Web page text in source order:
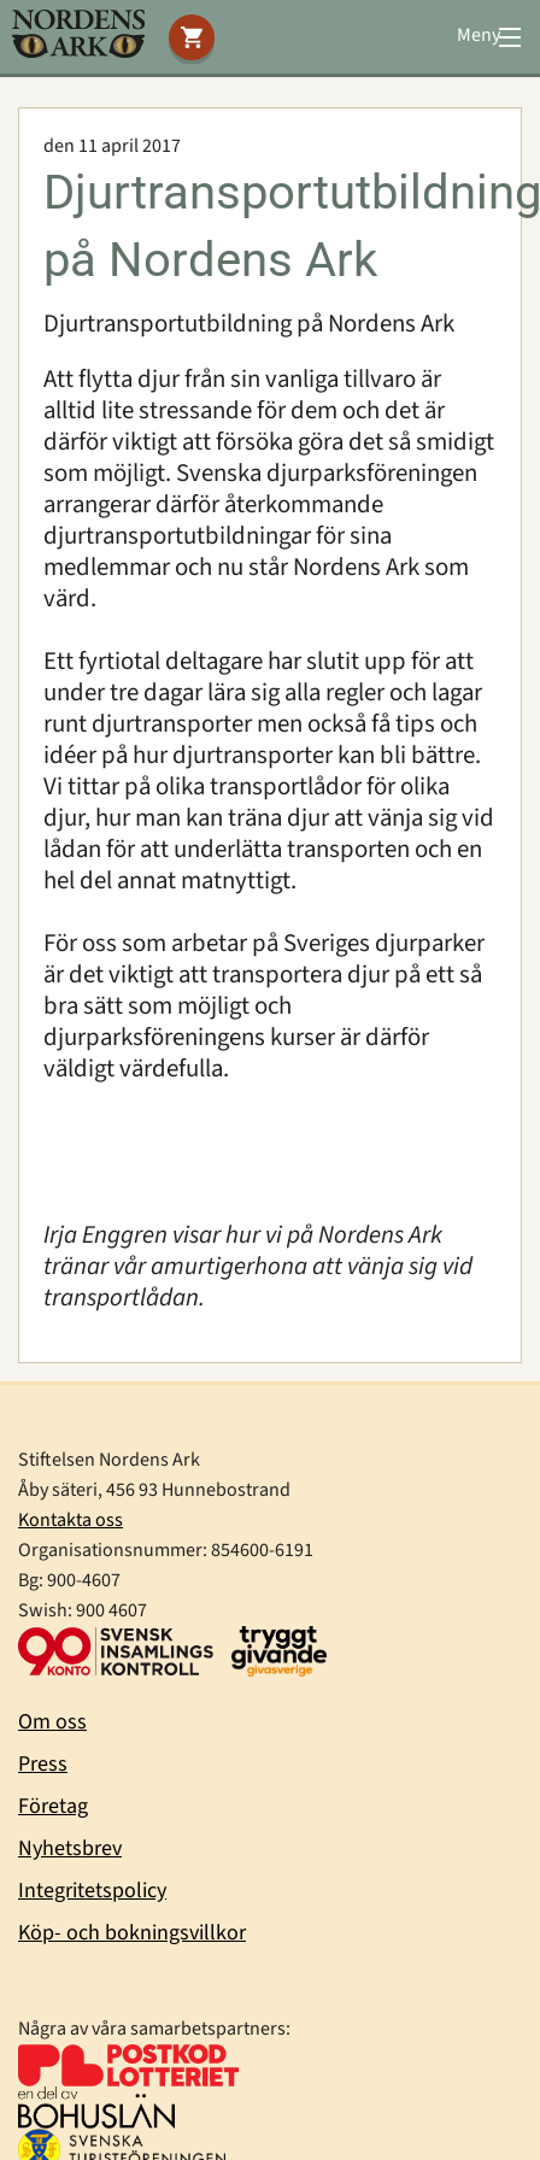
Meny
Stöd oss
Bevarande
Boende
Konferens
Om oss | Öppettider
Press
Sök
den 11 april 2017
Djurtransportutbildning
på Nordens Ark
Djurtransportutbildning på Nordens Ark
Att flytta djur från sin vanliga tillvaro är
alltid lite stressande för dem och det är
därför viktigt att försöka göra det så smidigt
som möjligt. Svenska djurparksföreningen
arrangerar därför återkommande
djurtransportutbildningar för sina
medlemmar och nu står Nordens Ark som
värd.
Ett fyrtiotal deltagare har slutit upp för att
under tre dagar lära sig alla regler och lagar
runt djurtransporter men också få tips och
idéer på hur djurtransporter kan bli bättre.
Vi tittar på olika transportlådor för olika
djur, hur man kan träna djur att vänja sig vid
lådan för att underlätta transporten och en
hel del annat matnyttigt.
För oss som arbetar på Sveriges djurparker
är det viktigt att transportera djur på ett så
bra sätt som möjligt och
djurparksföreningens kurser är därför
väldigt värdefulla.
Irja Enggren visar hur vi på Nordens Ark
tränar vår amurtigerhona att vänja sig vid
transportlådan.
Stiftelsen Nordens Ark
Åby säteri, 456 93 Hunnebostrand
Kontakta oss
Organisationsnummer:854600-6191
Bg: 900-4607
Swish: 900 4607
Om oss
Press
Företag
Nyhetsbrev
Integritetspolicy
Köp- och bokningsvillkor
Några av våra samarbetspartners: